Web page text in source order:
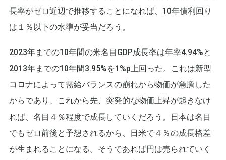
長率がゼロ近辺で推移することになれば、10年債利回り
は１％以下の水準が妥当だろう。
2023年までの10年間の米名目GDP成長率は年率4.94%と
2013年までの10年間3.95%を1%p上回った。これは新型
コロナによって需給バランスの崩れから物価が急騰した
からであり、これから先、突発的な物価上昇が起きなけ
れば、名目４％程度で成長していくだろう。日本は名目
でもゼロ前後と予想されるから、日米で４％の成長格差
が生まれることになる。そうであれば円は売られていく